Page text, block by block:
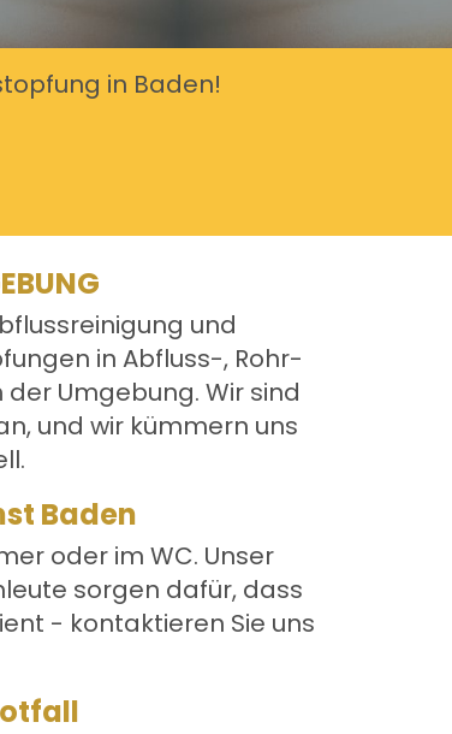
in Baden!
und
in Abfluss-, Rohr-
Umgebung. Wir sind
und wir kümmern uns
Baden
oder im WC. Unser
sorgen dafür, dass
- kontaktieren Sie uns